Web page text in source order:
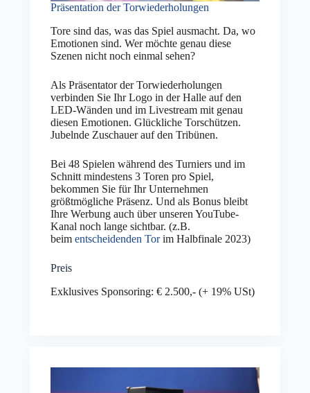
Präsentation der Torwiederholungen
Tore sind das, was das Spiel ausmacht. Da, wo
Emotionen sind. Wer möchte genau diese
Szenen nicht noch einmal sehen?
Als Präsentator der Torwiederholungen
verbinden Sie Ihr Logo in der Halle auf den
LED-Wänden und im Livestream mit genau
diesen Emotionen. Glückliche Torschützen.
Jubelnde Zuschauer auf den Tribünen.
Bei 48 Spielen während des Turniers und im
Schnitt mindestens 3 Toren pro Spiel,
bekommen Sie für Ihr Unternehmen
größtmögliche Präsenz. Und als Bonus bleibt
Ihre Werbung auch über unseren YouTube-
Kanal noch lange sichtbar. (z.B.
beim entscheidenden Torim Halbfinale 2023)
Preis
Exklusives Sponsoring: € 2.500,- (+ 19% USt)